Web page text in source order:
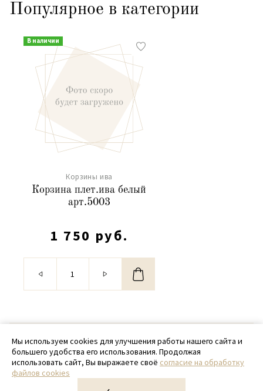
Популярное в категории
В наличии
Корзины ива
Корзина плет.ива белый
арт.5003
1 750 руб.
© 2020 - 2026 SamPack
+ 7 (918) 699-97-87
zakaz@sampack.store
Мы используем cookies для улучшения работы нашего сайта и
большего удобства его использования. Продолжая
использовать сайт, Вы выражаете своё согласие на обработку
файлов cookies